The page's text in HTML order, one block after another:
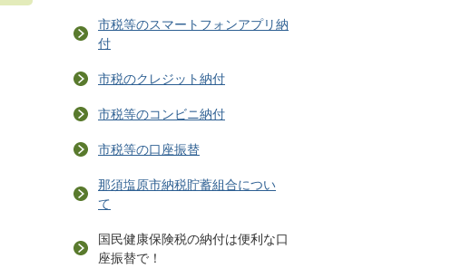
市税等のスマートフォンアプリ納
付
市税のクレジット納付
市税等のコンビニ納付
市税等の口座振替
那須塩原市納税貯蓄組合につい
て
国民健康保険税の納付は便利な口
座振替で！